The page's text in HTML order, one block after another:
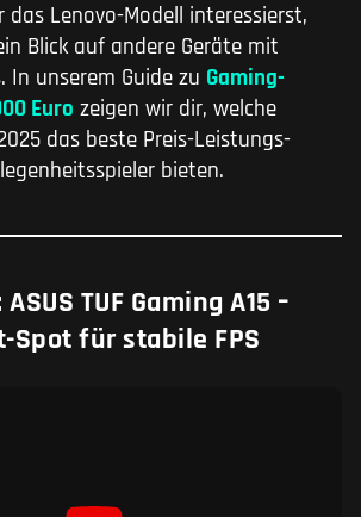
Lenovo-Modell interessierst,
Blick auf andere Geräte mit
In unserem Guide zu Gaming-
Euro zeigen wir dir, welche
das beste Preis-Leistungs-
bieten.
TUF Gaming A15 –
Spot für stabile FPS